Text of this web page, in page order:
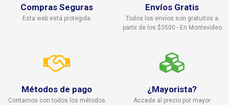
Compras Seguras
Esta web está protegida
Envíos Gratis
Todos los envíos son gratuitos a
partir de los $3500 - En Montevideo
Métodos de pago
Contamos con todos los métodos
¿Mayorista?
Accede al precio por mayor